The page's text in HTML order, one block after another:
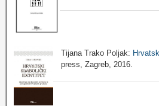
Tijana Trako Poljak:
press, Zagreb, 2016.